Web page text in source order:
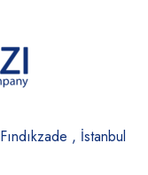
Fındıkzade , İstanbul